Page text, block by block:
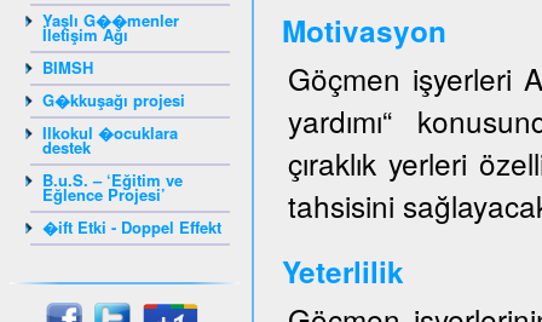
Yaşlı G��menler
İletişim Ağı
BIMSH
G�kkuşağı projesi
Ilkokul �ocuklara
destek
B.u.S. – ‘Eğitim ve
Eğlence Projesi’
�ift Etki - Doppel Effekt
Motivasyon
Göçmen işyerleri
yardımı“
çıraklık yerleri
tahsisini
Yeterlilik